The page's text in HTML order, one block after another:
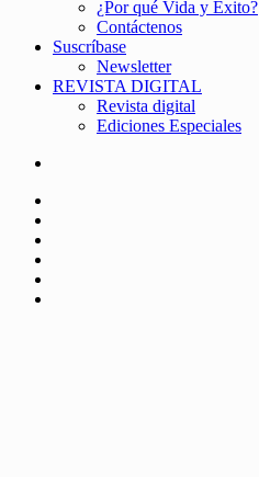
¿Por qué Vida y Éxito?
Contáctenos
Suscríbase
Newsletter
REVISTA DIGITAL
Revista digital
Ediciones Especiales